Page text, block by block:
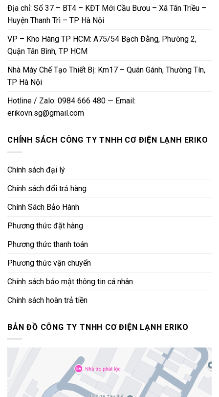
Địa chỉ: Số 37 – BT4 – KĐT Mới Cầu Bươu – Xã Tân Triều –
Huyện Thanh Trì – TP Hà Nội
VP – Kho Hàng TP HCM: A75/54 Bạch Đằng, Phường 2,
Quận Tân Bình, TP HCM
Nhà Máy Chế Tạo Thiết Bị: Km17 – Quán Gánh, Thường Tín,
TP Hà Nội
Hotline / Zalo: 0984 666 480 — Email:
erikovn.sg@gmail.com
CHÍNH SÁCH CÔNG TY TNHH CƠ ĐIỆN LẠNH ERIKO
Chính sách đại lý
Chính sách đổi trả hàng
Chính Sách Bảo Hành
Phương thức đặt hàng
Phương thức thanh toán
Phương thức vận chuyển
Chính sách bảo mật thông tin cá nhân
Chính sách hoàn trả tiền
BẢN ĐỒ CÔNG TY TNHH CƠ ĐIỆN LẠNH ERIKO